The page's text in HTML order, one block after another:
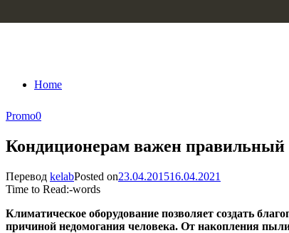
Home
Promo0
Кондиционерам важен правильный
Перевод kelabPosted on23.04.201516.04.2021
Time to Read:-words
Климатическое оборудование позволяет создать
причиной недомогания человека. От накопления